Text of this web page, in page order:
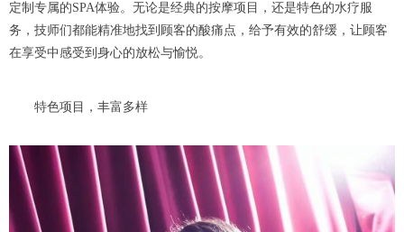
定制专属的SPA体验。无论是经典的按摩项目，还是特色的水疗服
务，技师们都能精准地找到顾客的酸痛点，给予有效的舒缓，让顾客
在享受中感受到身心的放松与愉悦。
特色项目，丰富多样